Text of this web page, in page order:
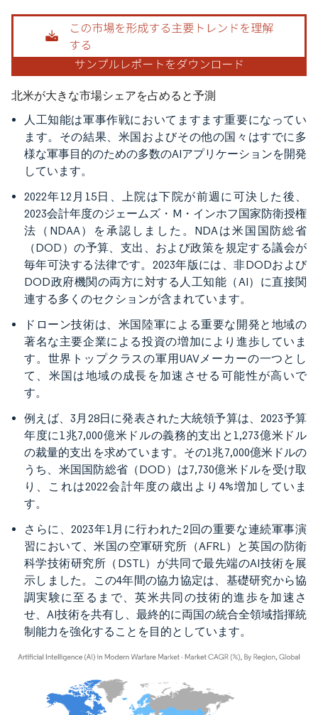
画像 © Mordor Intelligence。再利用にはCC BY 4.0の表示が必要です。
北米が大きな市場シェアを占めると予測
人工知能は軍事作戦においてますます重要になってい
ます。その結果、米国およびその他の国々はすでに多
様な軍事目的のための多数のAIアプリケーションを開発
しています。
2022年12月15日、上院は下院が前週に可決した後、
2023会計年度のジェームズ・M・インホフ国家防衛授権
法（NDAA）を承認しました。NDAは米国国防総省
（DOD）の予算、支出、および政策を規定する議会が
毎年可決する法律です。2023年版には、非DODおよび
DOD政府機関の両方に対する人工知能（AI）に直接関
連する多くのセクションが含まれています。
ドローン技術は、米国陸軍による重要な開発と地域の
著名な主要企業による投資の増加により進歩していま
す。世界トップクラスの軍用UAVメーカーの一つとし
て、米国は地域の成長を加速させる可能性が高いで
す。
例えば、3月28日に発表された大統領予算は、2023予算
年度に1兆7,000億米ドルの義務的支出と1,273億米ドル
の裁量的支出を求めています。その1兆7,000億米ドルの
うち、米国国防総省（DOD）は7,730億米ドルを受け取
り、これは2022会計年度の歳出より4%増加していま
す。
さらに、2023年1月に行われた2回の重要な連続軍事演
習において、米国の空軍研究所（AFRL）と英国の防衛
科学技術研究所（DSTL）が共同で最先端のAI技術を展
示しました。この4年間の協力協定は、基礎研究から協
調実験に至るまで、英米共同の技術的進歩を加速さ
せ、AI技術を共有し、最終的に両国の統合全領域指揮統
制能力を強化することを目的としています。